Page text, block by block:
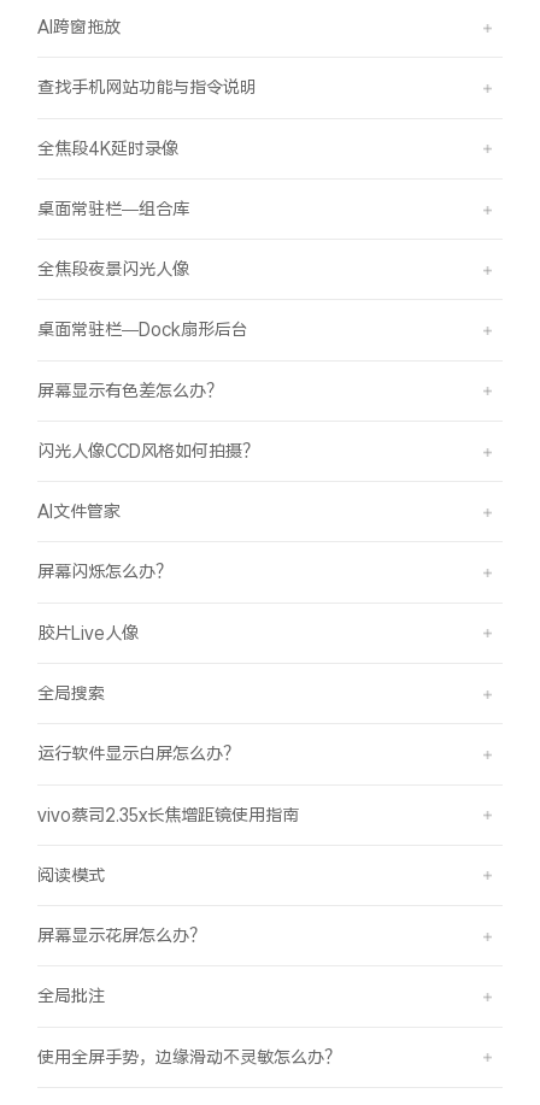
AI跨窗拖放
查找手机网站功能与指令说明
全焦段4K延时录像
桌面常驻栏—组合库
全焦段夜景闪光人像
桌面常驻栏—Dock扇形后台
屏幕显示有色差怎么办？
闪光人像CCD风格如何拍摄？
AI文件管家
屏幕闪烁怎么办？
胶片Live人像
全局搜索
运行软件显示白屏怎么办？
vivo蔡司2.35x长焦增距镜使用指南
阅读模式
屏幕显示花屏怎么办？
全局批注
使用全屏手势，边缘滑动不灵敏怎么办？